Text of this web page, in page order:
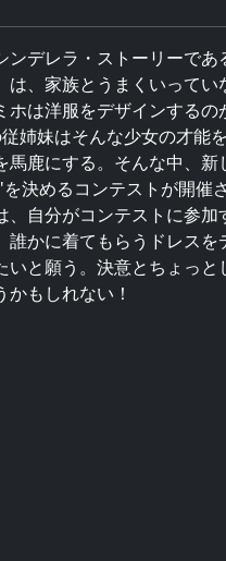
ンデレラ・ストーリーであ
は、家族とうまくいってい
ホは洋服をデザインするの
姉妹はそんな少女の才能
馬鹿にする。そんな中、新
決めるコンテストが開催
、自分がコンテストに参加
誰かに着てもらうドレスを
いと願う。決意とちょっと
かもしれない！